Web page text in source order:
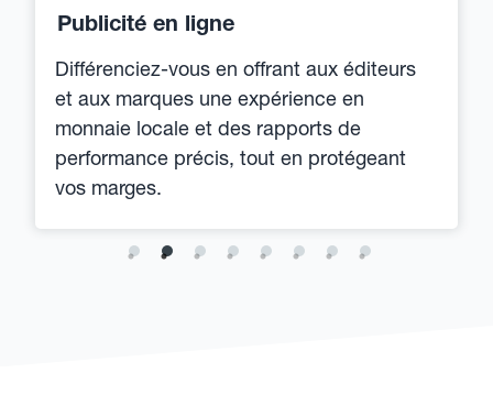
Publicité en ligne
Différenciez-vous en offrant aux éditeurs
et aux marques une expérience en
monnaie locale et des rapports de
performance précis, tout en protégeant
vos marges.